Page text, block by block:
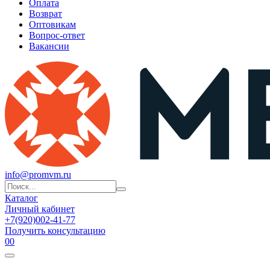
Оплата
Возврат
Оптовикам
Вопрос-ответ
Вакансии
info@promvm.ru
Каталог
Личный кабинет
+7(920)002-41-77
Получить консультацию
00